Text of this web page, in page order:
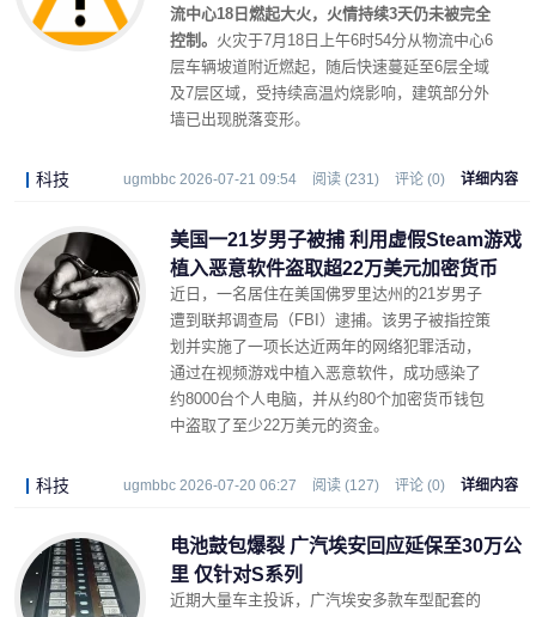
流中心18日燃起大火，火情持续3天仍未被完全
控制。 火灾于7月18日上午6时54分从物流中心6
层车辆坡道附近燃起，随后快速蔓延至6层全域
及7层区域，受持续高温灼烧影响，建筑部分外
墙已出现脱落变形。
科技 ugmbbc 2026-07-21 09:54 阅读 (231) 评论 (0) 详细内容
美国一21岁男子被捕 利用虚假Steam游戏
植入恶意软件盗取超22万美元加密货币
近日，一名居住在美国佛罗里达州的21岁男子
遭到联邦调查局（FBI）逮捕。该男子被指控策
划并实施了一项长达近两年的网络犯罪活动，
通过在视频游戏中植入恶意软件，成功感染了
约8000台个人电脑，并从约80个加密货币钱包
中盗取了至少22万美元的资金。
科技 ugmbbc 2026-07-20 06:27 阅读 (127) 评论 (0) 详细内容
电池鼓包爆裂 广汽埃安回应延保至30万公
里 仅针对S系列
近期大量车主投诉，广汽埃安多款车型配套的